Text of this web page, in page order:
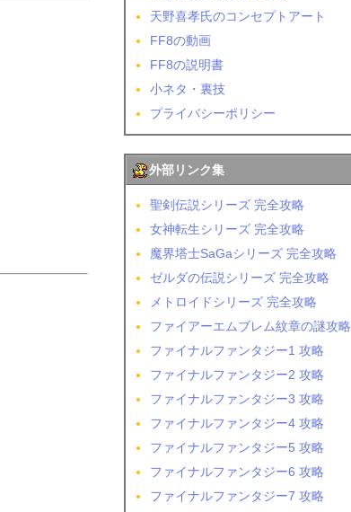
天野喜孝氏のコンセプトアート
FF8の動画
FF8の説明書
小ネタ・裏技
プライバシーポリシー
外部リンク集
聖剣伝説シリーズ 完全攻略
女神転生シリーズ 完全攻略
魔界塔士SaGaシリーズ 完全攻略
ゼルダの伝説シリーズ 完全攻略
メトロイドシリーズ 完全攻略
ファイアーエムブレム紋章の謎攻略
ファイナルファンタジー1 攻略
ファイナルファンタジー2 攻略
ファイナルファンタジー3 攻略
ファイナルファンタジー4 攻略
ファイナルファンタジー5 攻略
ファイナルファンタジー6 攻略
ファイナルファンタジー7 攻略